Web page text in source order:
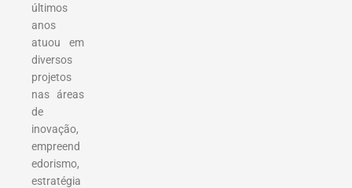
últimos
anos
atuou em
diversos
projetos
nas áreas
de
inovação,
empreend
edorismo,
estratégia